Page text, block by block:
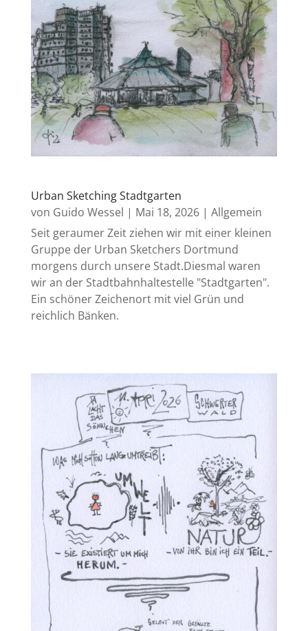
Urban Sketching Stadtgarten
von Guido Wessel | Mai 18, 2026| Allgemein
Seit geraumer Zeit ziehen wir mit einer kleinen
Gruppe der Urban Sketchers Dortmund
morgens durch unsere Stadt.Diesmal waren
wir an der Stadtbahnhaltestelle "Stadtgarten".
Ein schöner Zeichenort mit viel Grün und
reichlich Bänken.